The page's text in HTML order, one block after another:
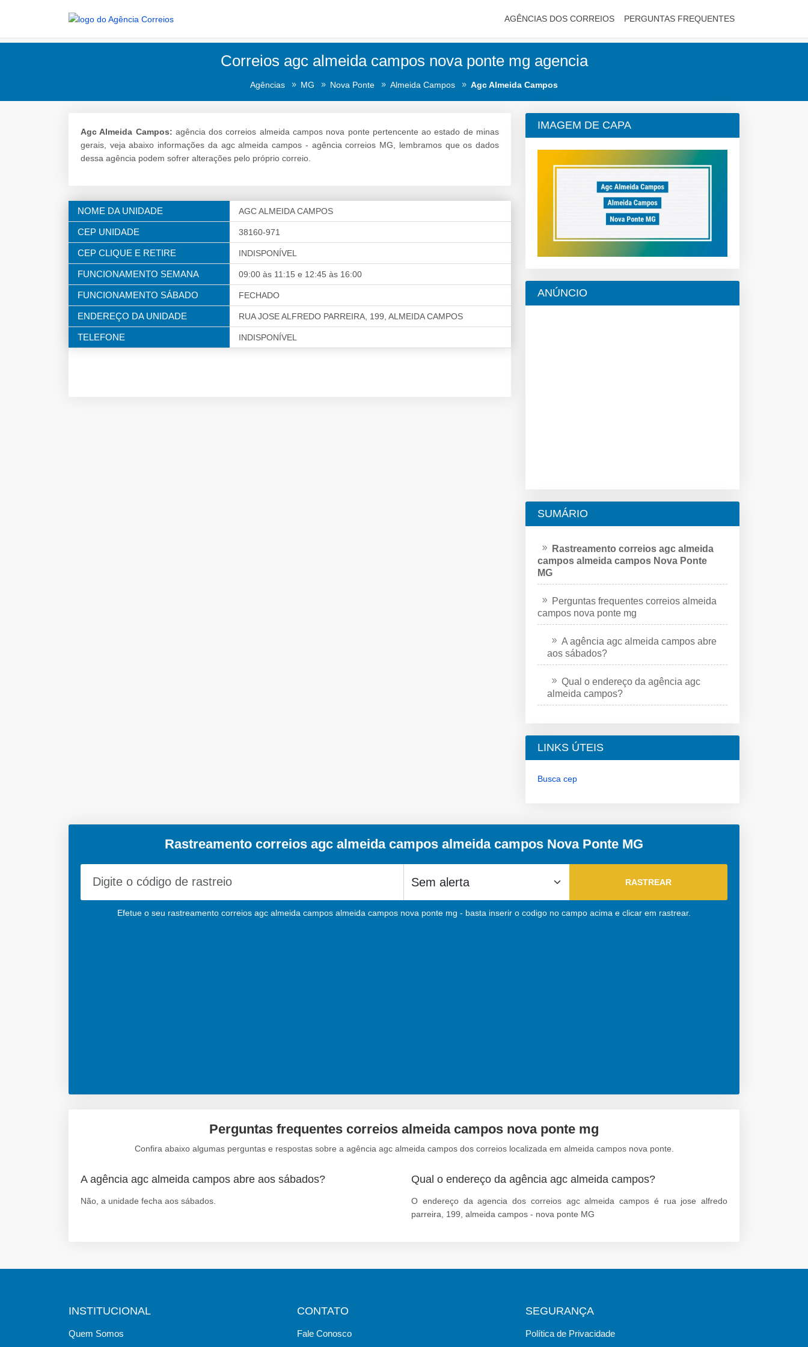
AGÊNCIAS DOS CORREIOS PERGUNTAS FREQUENTES
Correios agc almeida campos nova ponte mg agencia
Agências MG Nova Ponte Almeida Campos Agc Almeida Campos
Agc Almeida Campos: agência dos correios almeida campos nova ponte pertencente ao estado de minas
gerais, veja abaixo informações da agc almeida campos - agência correios MG, lembramos que os dados
dessa agência podem sofrer alterações pelo próprio correio.
NOME DA UNIDADE AGC ALMEIDA CAMPOS
CEP UNIDADE 38160-971
CEP CLIQUE E RETIRE INDISPONÍVEL
FUNCIONAMENTO SEMANA 09:00 às 11:15 e 12:45 às 16:00
FUNCIONAMENTO SÁBADO FECHADO
ENDEREÇO DA UNIDADE RUA JOSE ALFREDO PARREIRA, 199, ALMEIDA CAMPOS
TELEFONE INDISPONÍVEL
IMAGEM DE CAPA
ANÚNCIO
SUMÁRIO
Rastreamento correios agc almeida
campos almeida campos Nova Ponte
MG
Perguntas frequentes correios almeida
campos nova ponte mg
A agência agc almeida campos abre
aos sábados?
Qual o endereço da agência agc
almeida campos?
LINKS ÚTEIS
Busca cep
Rastreamento correios agc almeida campos almeida campos Nova Ponte MG
Efetue o seu rastreamento correios agc almeida campos almeida campos nova ponte mg - basta inserir o codigo no campo acima e clicar em rastrear.
Perguntas frequentes correios almeida campos nova ponte mg
Confira abaixo algumas perguntas e respostas sobre a agência agc almeida campos dos correios localizada em almeida campos nova ponte.
A agência agc almeida campos abre aos sábados?
Não, a unidade fecha aos sábados.
Qual o endereço da agência agc almeida campos?
O endereço da agencia dos correios agc almeida campos é rua jose alfredo
parreira, 199, almeida campos - nova ponte MG
INSTITUCIONAL
Quem Somos
CONTATO
Fale Conosco
SEGURANÇA
Política de Privacidade